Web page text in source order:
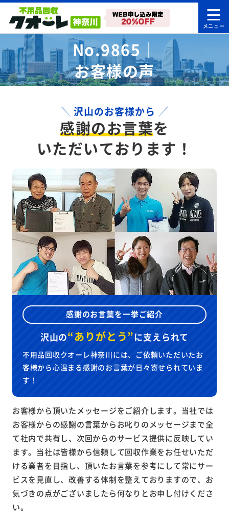
No.9865｜
お客様の声
沢山のお客様から
感謝のお言葉を
いただいております！
感謝のお言葉を一挙ご紹介
沢山の“ありがとう”に支えられて
不用品回収クオーレ神奈川には、ご依頼いただいたお
客様から心温まる感謝のお言葉が日々寄せられていま
す！
お客様から頂いたメッセージをご紹介します。当社では
お客様からの感謝の言葉からお叱りのメッセージまで全
て社内で共有し、次回からのサービス提供に反映してい
ます。当社は皆様から信頼して回収作業をお任せいただ
ける業者を目指し、頂いたお言葉を参考にして常にサー
ビスを見直し、改善する体制を整えておりますので、お
気づきの点がございましたら何なりとお申し付けくださ
い。